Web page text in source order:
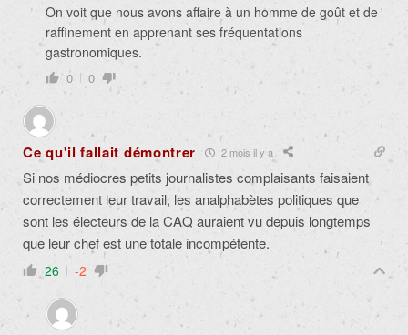
On voit que nous avons affaire à un homme de goût et de
raffinement en apprenant ses fréquentations
gastronomiques.
0 0
Ce qu'il fallait démontrer 2 mois il y a
Si nos médiocres petits journalistes complaisants faisaient
correctement leur travail, les analphabètes politiques que
sont les électeurs de la CAQ auraient vu depuis longtemps
que leur chef est une totale incompétente.
26 -2